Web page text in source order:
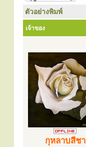
ตัวอย่างพิมพ์
เจ้าของ
กุหลาบสีชา